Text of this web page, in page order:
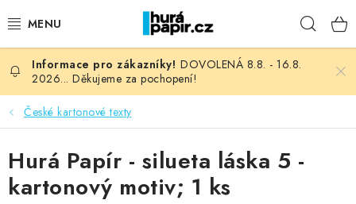
na
NOVINKY
HURÁ DÍLNA
VŠECHNO ZBOŽÍ
KNIHAŘSKÝ MATERIÁL
DOVOLENÁ 8.8. - 16.8.
2026... Děkujeme za pochopení!
České kartonové texty
Hurá Papír - silueta láska 5 -
kartonový motiv; 1 ks